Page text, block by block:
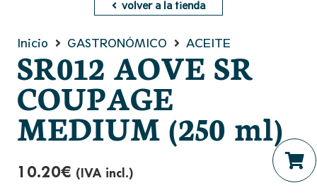
volver a la tienda
Inicio GASTRONÓMICO ACEITE
SR012 AOVE SR
COUPAGE
MEDIUM (250 ml)
10.20€ (IVA incl.)